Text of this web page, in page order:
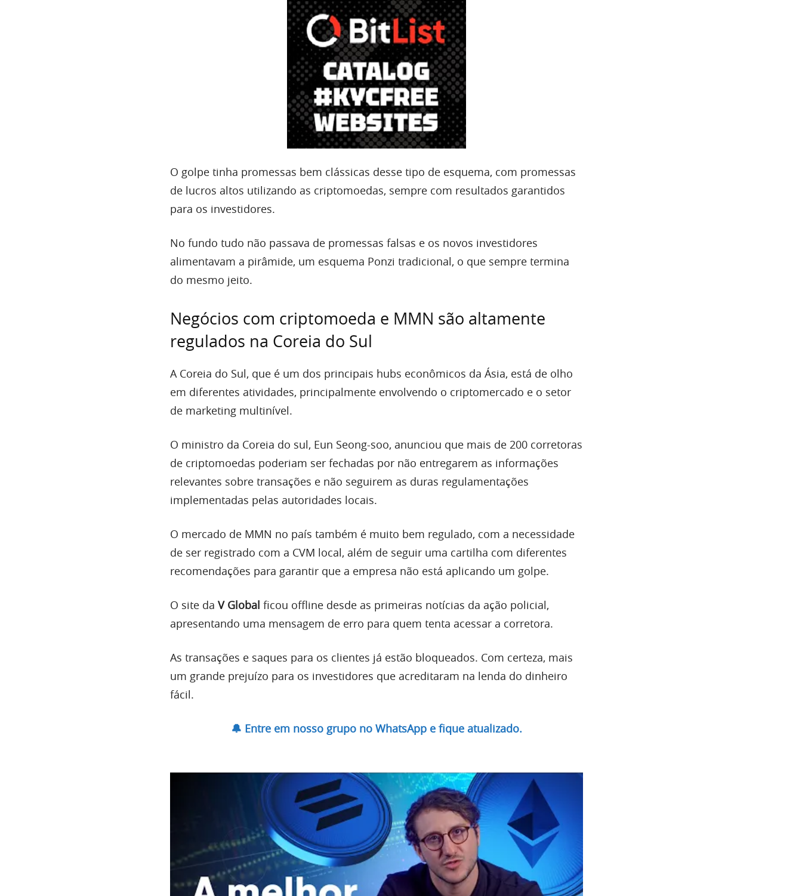
O golpe tinha promessas bem clássicas desse tipo de esquema, com promessas
de lucros altos utilizando as criptomoedas, sempre com resultados garantidos
para os investidores.
No fundo tudo não passava de promessas falsas e os novos investidores
alimentavam a pirâmide, um esquema Ponzi tradicional, o que sempre termina
do mesmo jeito.
Negócios com criptomoeda e MMN são altamente
regulados na Coreia do Sul
A Coreia do Sul, que é um dos principais hubs econômicos da Ásia, está de olho
em diferentes atividades, principalmente envolvendo o criptomercado e o setor
de marketing multinível.
O ministro da Coreia do sul, Eun Seong-soo, anunciou que mais de 200 corretoras
de criptomoedas poderiam ser fechadas por não entregarem as informações
relevantes sobre transações e não seguirem as duras regulamentações
implementadas pelas autoridades locais.
O mercado de MMN no país também é muito bem regulado, com a necessidade
de ser registrado com a CVM local, além de seguir uma cartilha com diferentes
recomendações para garantir que a empresa não está aplicando um golpe.
O site da V Global ficou offline desde as primeiras notícias da ação policial,
apresentando uma mensagem de erro para quem tenta acessar a corretora.
As transações e saques para os clientes já estão bloqueados. Com certeza, mais
um grande prejuízo para os investidores que acreditaram na lenda do dinheiro
fácil.
🔔 Entre em nosso grupo no WhatsApp e fique atualizado.